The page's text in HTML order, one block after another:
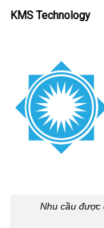
KMS Technology
Nhu cầu được